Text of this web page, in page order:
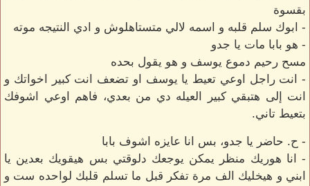
بقسوة
- ابوك سلم قلبه و اسمه لالي متستاهلوش و ادي النتيجه موته
- هو بابا مات يا جدو
مسح رحيم دموع يوسف و هو يقول بحده
- انت راجل اوعي تعيط يا يوسف او تضعف انت كبير اخواتك و
انت إلى هتبقي كبير العيله دي من بعدي، فاهم اوعي اشوفك
بتعيط تاني.
- ح. حاضر يا جدو، بس انا عايزه اشوف بابا
- انا هوريك منظر يمكن يوجعك دلوقتي بس هيقويك بعدين يا
ابني و هيخليك الف مرة تفكر قبل ما تسلم قلبك لواحده ست و